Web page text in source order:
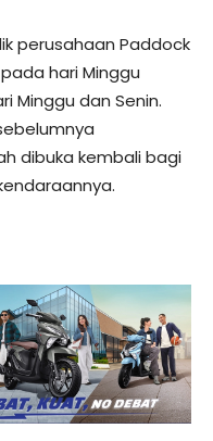
perusahaan Paddock
hari Minggu
Minggu dan Senin.
dibuka kembali bagi